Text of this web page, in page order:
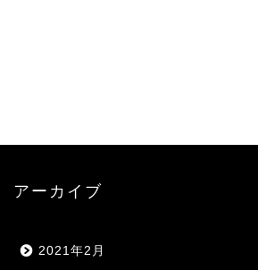
アーカイブ
2021年2月